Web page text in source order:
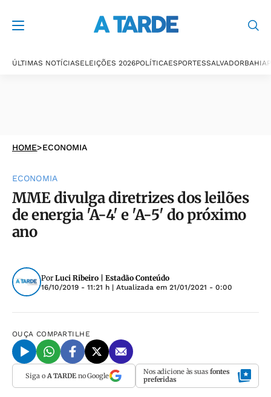
ÚLTIMAS NOTÍCIASELEIÇÕES 2026POLÍTICAESPORTESSALVADORBAHIA
HOME>ECONOMIA
ECONOMIA
MME divulga diretrizes dos leilões
de energia 'A-4' e 'A-5' do próximo
ano
Por Luci Ribeiro | Estadão Conteúdo
16/10/2019 - 11:21 h | Atualizada em 21/01/2021 - 0:00
OUÇA COMPARTILHE
Siga o A TARDEno Google Nos adicione às suas fontes
preferidas